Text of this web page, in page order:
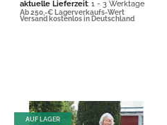
aktuelle Lieferzeit: 1 - 3 Werktage
Ab 250,-€ Lagerverkaufs-Wert
Versand kostenlos in Deutschland
AUF LAGER